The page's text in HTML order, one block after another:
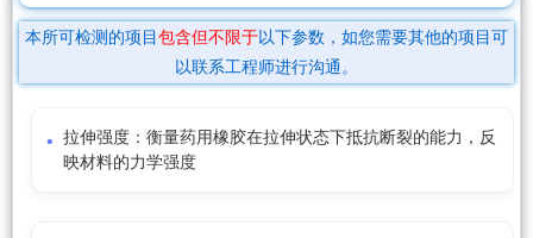
本所可检测的项目 包含但不限于以下参数，如您需要其他的项目可
以联系工程师进行沟通。
拉伸强度：衡量药用橡胶在拉伸状态下抵抗断裂的能力，反
映材料的力学强度